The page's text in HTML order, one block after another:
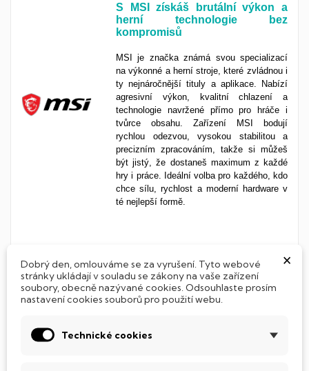
S MSI získáš brutální výkon a
herní technologie bez
kompromisů
MSI je značka známá svou specializací
na výkonné a herní stroje, které zvládnou i
ty nejnáročnější tituly a aplikace. Nabízí
agresivní výkon, kvalitní chlazení a
technologie navržené přímo pro hráče i
tvůrce obsahu. Zařízení MSI bodují
rychlou odezvou, vysokou stabilitou a
precizním zpracováním, takže si můžeš
být jistý, že dostaneš maximum z každé
hry i práce. Ideální volba pro každého, kdo
chce sílu, rychlost a moderní hardware v
té nejlepší formě.
možností
Monitor s26,5"ti otevřenový
svět
prostoru. Žádné mačkání oken,
víc zážitku, ať už pracuješ, tvoříš nebo
×
Dobrý den, omlouváme se za vyrušení. Tyto webové
stránky ukládají v souladu se zákony na vaše zařízení
soubory, obecně nazývané cookies. Odsouhlaste prosím
nastavení cookies souborů pro použití webu.
Technické cookies